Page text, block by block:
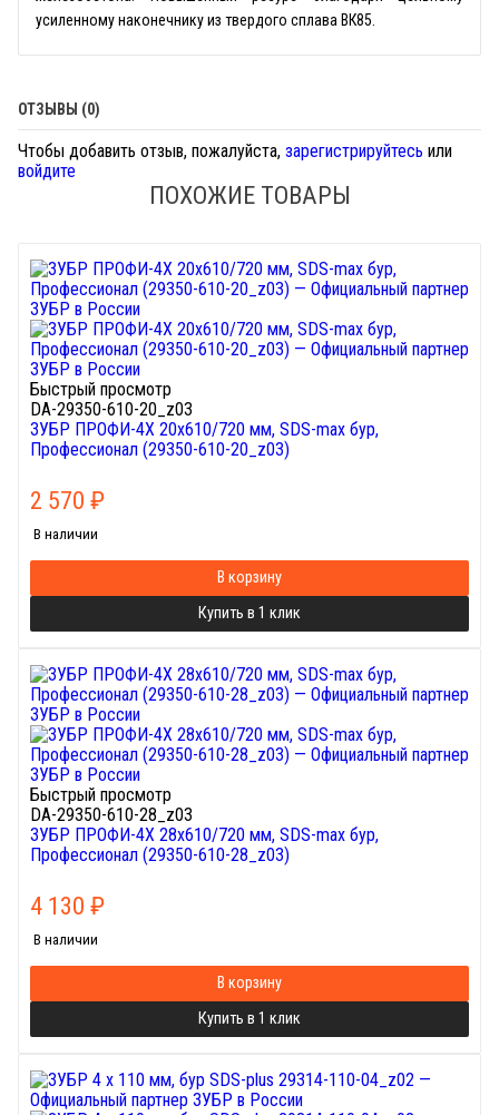
усиленному наконечнику из твердого сплава ВК85.
ОТЗЫВЫ (0)
Чтобы добавить отзыв, пожалуйста, зарегистрируйтесь или
войдите
ПОХОЖИЕ ТОВАРЫ
Быстрый просмотр
DA-29350-610-20_z03
ЗУБР ПРОФИ-4Х 20x610/720 мм, SDS-max бур,
Профессионал (29350-610-20_z03)
2 570 ₽
В наличии
В корзину
Купить в 1 клик
Быстрый просмотр
DA-29350-610-28_z03
ЗУБР ПРОФИ-4Х 28x610/720 мм, SDS-max бур,
Профессионал (29350-610-28_z03)
4 130 ₽
В наличии
В корзину
Купить в 1 клик